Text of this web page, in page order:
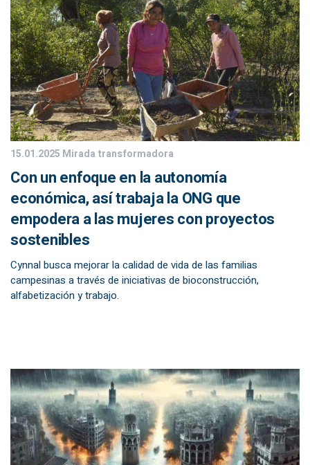
15.01.2025 Mirada transformadora
Con un enfoque en la autonomía
económica, así trabaja la ONG que
empodera a las mujeres con proyectos
sostenibles
Cynnal busca mejorar la calidad de vida de las familias
campesinas a través de iniciativas de bioconstrucción,
alfabetización y trabajo.